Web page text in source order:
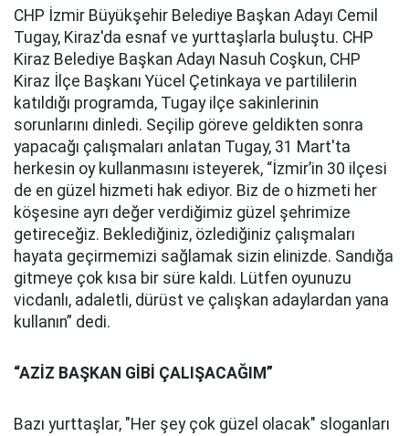
CHP İzmir Büyükşehir Belediye Başkan Adayı Cemil
Tugay, Kiraz'da esnaf ve yurttaşlarla buluştu. CHP
Kiraz Belediye Başkan Adayı Nasuh Coşkun, CHP
Kiraz İlçe Başkanı Yücel Çetinkaya ve partililerin
katıldığı programda, Tugay ilçe sakinlerinin
sorunlarını dinledi. Seçilip göreve geldikten sonra
yapacağı çalışmaları anlatan Tugay, 31 Mart'ta
herkesin oy kullanmasını isteyerek, “İzmir’in 30 ilçesi
de en güzel hizmeti hak ediyor. Biz de o hizmeti her
köşesine ayrı değer verdiğimiz güzel şehrimize
getireceğiz. Beklediğiniz, özlediğiniz çalışmaları
hayata geçirmemizi sağlamak sizin elinizde. Sandığa
gitmeye çok kısa bir süre kaldı. Lütfen oyunuzu
vicdanlı, adaletli, dürüst ve çalışkan adaylardan yana
kullanın” dedi.
“AZİZ BAŞKAN GİBİ ÇALIŞACAĞIM”
Bazı yurttaşlar, "Her şey çok güzel olacak" sloganları